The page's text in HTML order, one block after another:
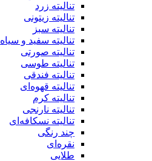
تنالیته زرد
تنالیته زیتونی
تنالیته سبز
تنالیته سفید و سیاه
تنالیته صورتی
تنالیته طوسی
تنالیته فندقی
تنالیته قهوه‌ای
تنالیته کرم
تنالیته نارنجی
تنالیته نسکافه‌ای
چند رنگی
نقره‌ای
طلایی